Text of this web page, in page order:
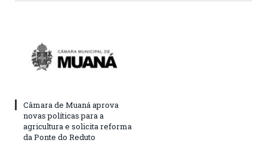
Câmara de Muaná aprova
novas políticas para a
agricultura e solicita reforma
da Ponte do Reduto